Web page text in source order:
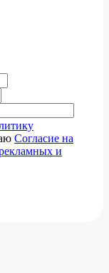
Согласие на
и